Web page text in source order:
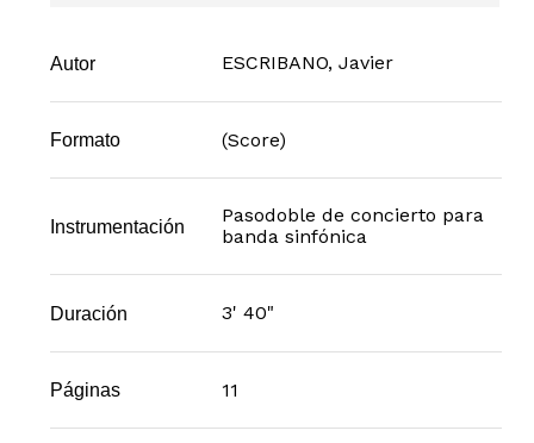
Autor ESCRIBANO, Javier
Formato (Score)
Instrumentación
Pasodoble de concierto para
banda sinfónica
Duración 3' 40"
Páginas 11